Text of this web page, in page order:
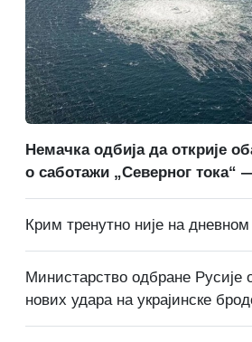
Немачка одбија да открије
о саботажи „Северног тока“
Крим тренутно није на
Министарство одбране Русије
нових удара на украјинске